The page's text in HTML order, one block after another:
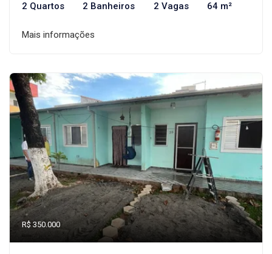
2 Quartos 2 Banheiros 2 Vagas 64 m²
Mais informações
R$ 350.000